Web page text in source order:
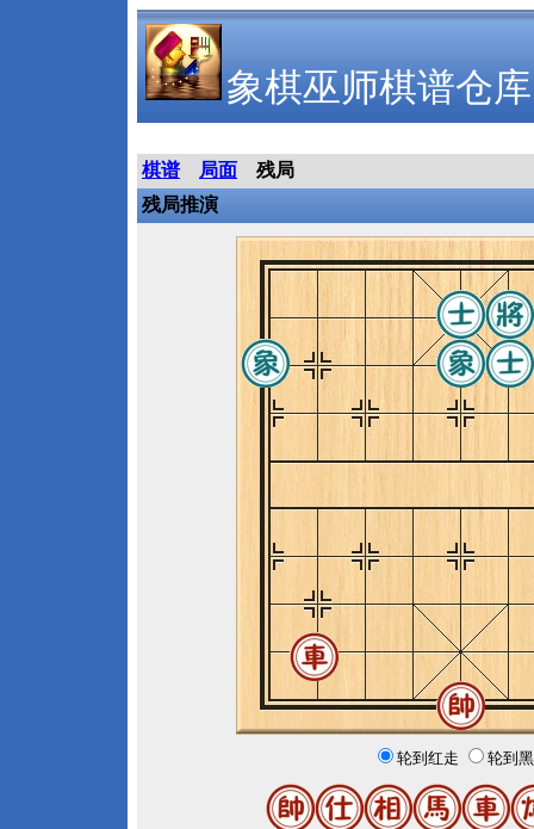
象棋巫师棋谱仓库
棋谱 局面
残局
残局推演
轮到红走 轮到